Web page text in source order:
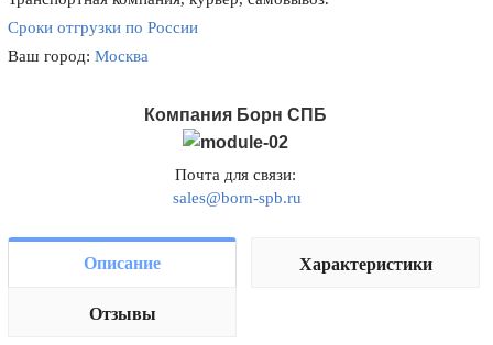
Сроки отгрузки по России
Ваш город:Москва
Компания Борн СПБ
Почта для связи:
sales@born-spb.ru
Описание Характеристики
Отзывы